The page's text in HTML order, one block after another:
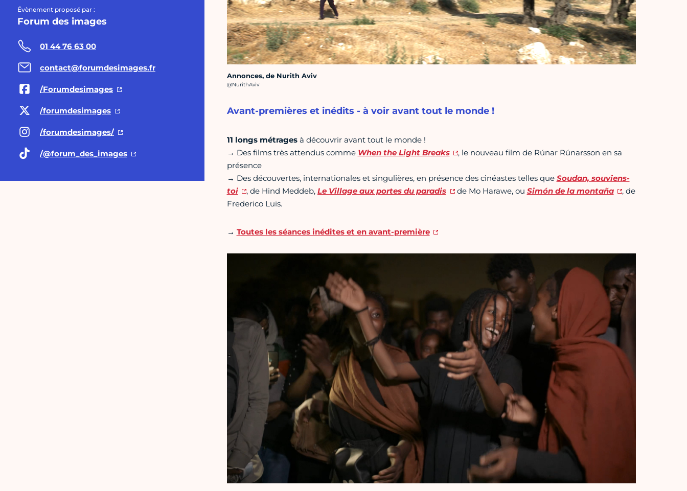
Évènement proposé par :
Forum des images
01 44 76 63 00
contact@forumdesimages.fr
/Forumdesimages
/forumdesimages
/forumdesimages/
/@forum _des_images
Annonces, de Nurith Aviv
Crédit photo :
@NurithAviv
Avant-premières et inédits - à voir avant tout le monde !
11 longs métragesà découvrir avant tout le monde !
→ Des films très attendus comme When the Light Breaks
, le nouveau film de Rúnar Rúnarsson en sa
présence
→ Des découvertes, internationales et singulières, en présence des cinéastes telles que Soudan, souviens-
toi
, de Hind Meddeb,Le Village aux portes du paradis de Mo Harawe, ou Simón de la montaña
, de
Frederico Luis.
→ Toutes les séances inédites et en avant-première